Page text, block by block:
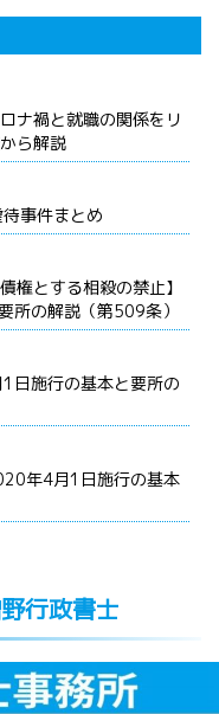
ナ禍と就職の関係をリ
ら解説
事件まとめ
権とする相殺の禁止】
所の解説（第509条）
日施行の基本と要所の
年4月1日施行の基本
行政書士